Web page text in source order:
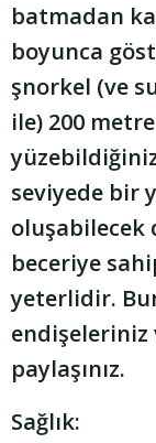
batmadan
boyunca
şnorkel (ve
ile) 200
seviyede bir
oluşabilecek
beceriye
yeterlidir.
paylaşınız.
Sağlık: